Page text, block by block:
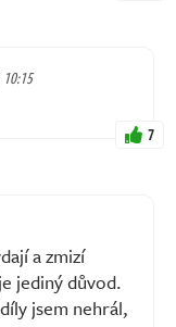
7
a zmizí
jediný důvod.
jsem nehrál,